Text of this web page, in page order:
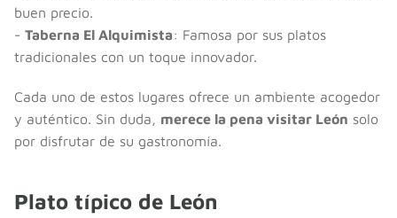
buen precio.
- Taberna El Alquimista: Famosa por sus platos
tradicionales con un toque innovador.
Cada uno de estos lugares ofrece un ambiente acogedor
y auténtico. Sin duda, merece la pena visitar León solo
por disfrutar de su gastronomía.
Plato típico de León